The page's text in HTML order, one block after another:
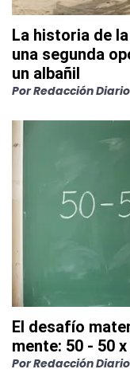
La historia de
una segunda
un albañil
PorRedacción
El desafío
mente: 50 - 50
PorRedacción